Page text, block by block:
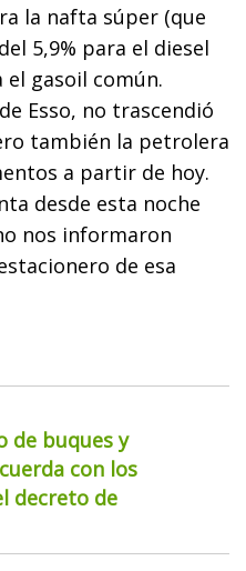
la nafta súper (que
5,9% para el diesel
el gasoil común.
Esso, no trascendió
también la petrolera
a partir de hoy.
desde esta noche
nos informaron
de esa
de buques y
con los
decreto de